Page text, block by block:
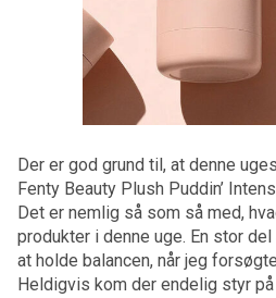
Der er god grund til, at denne
Fenty Beauty Plush Puddin’
Det er nemlig så som så med,
produkter i denne uge. En stor
at holde balancen, når jeg
Heldigvis kom der endelig styr